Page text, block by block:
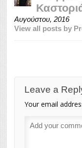
Αυγούστου, 2016
View all posts by
Leave a
Your email